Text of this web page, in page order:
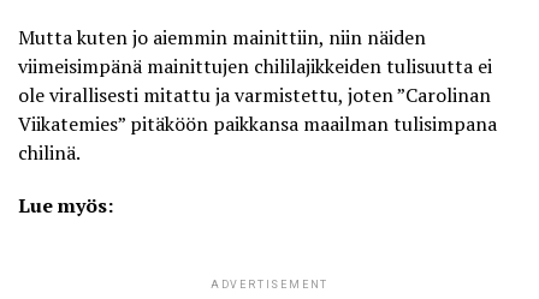
Mutta kuten jo aiemmin mainittiin, niin näiden
viimeisimpänä mainittujen chililajikkeiden tulisuutta ei
ole virallisesti mitattu ja varmistettu, joten ”Carolinan
Viikatemies” pitäköön paikkansa maailman tulisimpana
chilinä.
Lue myös:
ADVERTISEMENT